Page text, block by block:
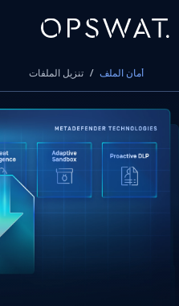
أمان الملف / تنزيل الملفات